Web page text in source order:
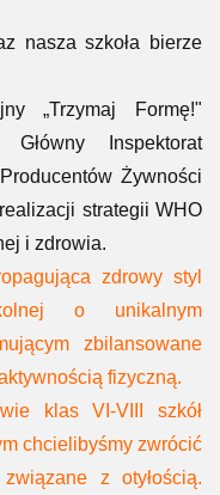
nasza szkoła bierze
„Trzymaj Formę!"
Inspektorat
Żywności
strategii WHO
i zdrowia.
zdrowy styl
o unikalnym
zbilansowane
fizyczną.
klas VI-VIII szkół
chcielibyśmy zwrócić
z otyłością.